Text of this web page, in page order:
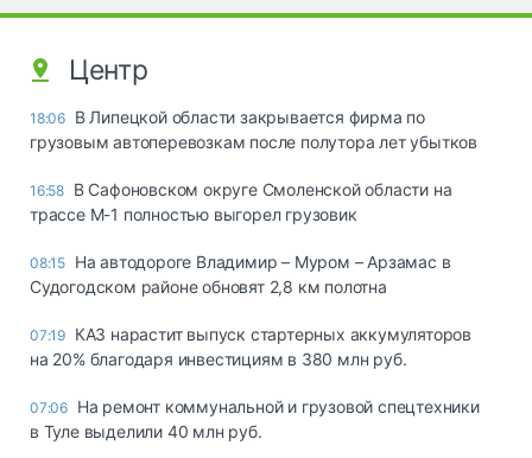
Центр
18:06 В Липецкой области закрывается фирма по
грузовым автоперевозкам после полутора лет убытков
16:58 В Сафоновском округе Смоленской области на
трассе М-1 полностью выгорел грузовик
08:15 На автодороге Владимир – Муром – Арзамас в
Судогодском районе обновят 2,8 км полотна
07:19 КАЗ нарастит выпуск стартерных аккумуляторов
на 20% благодаря инвестициям в 380 млн руб.
07:06 На ремонт коммунальной и грузовой спецтехники
в Туле выделили 40 млн руб.